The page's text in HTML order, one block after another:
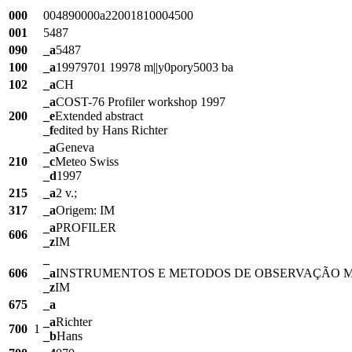
000
004890000a22001810004500
001
5487
090
_a5487
100
_a19979701 19978 m||y0pory5003 ba
102
_aCH
200
_aCOST-76 Profiler workshop 1997
_eExtended abstract
_fedited by Hans Richter
210
_aGeneva
_cMeteo Swiss
_d1997
215
_a2 v.;
317
_aOrigem: IM
606
_aPROFILER
_zIM
606
_aINSTRUMENTOS E METODOS DE OBSERVAÇÃO
_zIM
675
_a
700 1
_aRichter
_bHans